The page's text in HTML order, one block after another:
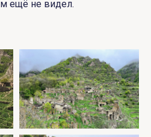
ещё не видел.